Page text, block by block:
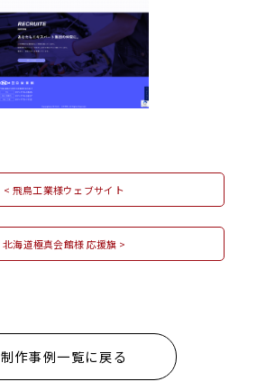
< 飛鳥工業様ウェブサイト
北海道極真会館様 応援旗 >
制作事例一覧に戻る